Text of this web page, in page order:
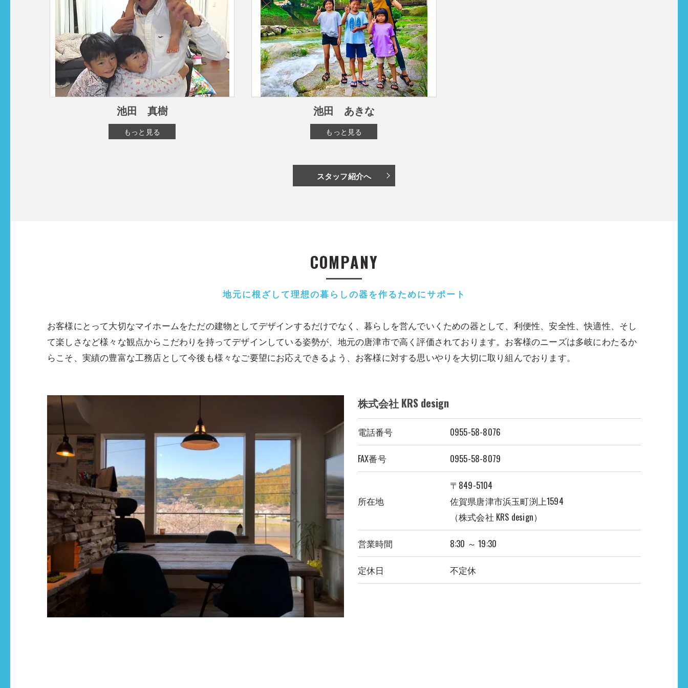
池田 真樹
もっと見る
池田 あきな
もっと見る
スタッフ紹介へ
地元に根ざして理想の暮らしの器を作るためにサポート
COMPANY
お客様にとって大切なマイホームをただの建物としてデザインするだけでなく、暮らしを営んでいくための器として、利便性、安全性、快適性、そし
て楽しさなど様々な観点からこだわりを持ってデザインしている姿勢が、地元の唐津市で高く評価されております。お客様のニーズは多岐にわたるか
らこそ、実績の豊富な工務店として今後も様々なご要望にお応えできるよう、お客様に対する思いやりを大切に取り組んでおります。
株式会社 KRS design
電話番号 0955-58-8076
FAX番号 0955-58-8079
所在地
〒849-5104
佐賀県唐津市浜玉町渕上1594
（株式会社 KRS design）
営業時間 8:30 ～ 19:30
定休日 不定休